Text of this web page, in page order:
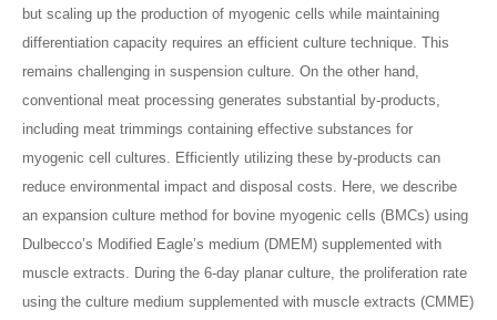
but scaling up the production of myogenic cells while maintaining
differentiation capacity requires an efficient culture technique. This
remains challenging in suspension culture. On the other hand,
conventional meat processing generates substantial by-products,
including meat trimmings containing effective substances for
myogenic cell cultures. Efficiently utilizing these by-products can
reduce environmental impact and disposal costs. Here, we describe
an expansion culture method for bovine myogenic cells (BMCs) using
Dulbecco’s Modified Eagle’s medium (DMEM) supplemented with
muscle extracts. During the 6-day planar culture, the proliferation rate
using the culture medium supplemented with muscle extracts (CMME)